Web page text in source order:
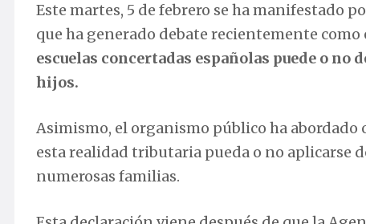
Este martes, 5 de febrero se ha manifestado
que ha generado debate recientemente como
escuelas concertadas españolas puede o no
hijos.
Asimismo, el organismo público ha abordado
esta realidad tributaria pueda o no aplicarse
numerosas familias.